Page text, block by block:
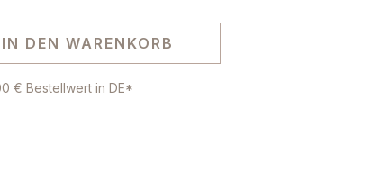
IN DEN WARENKORB
€ Bestellwert in DE*